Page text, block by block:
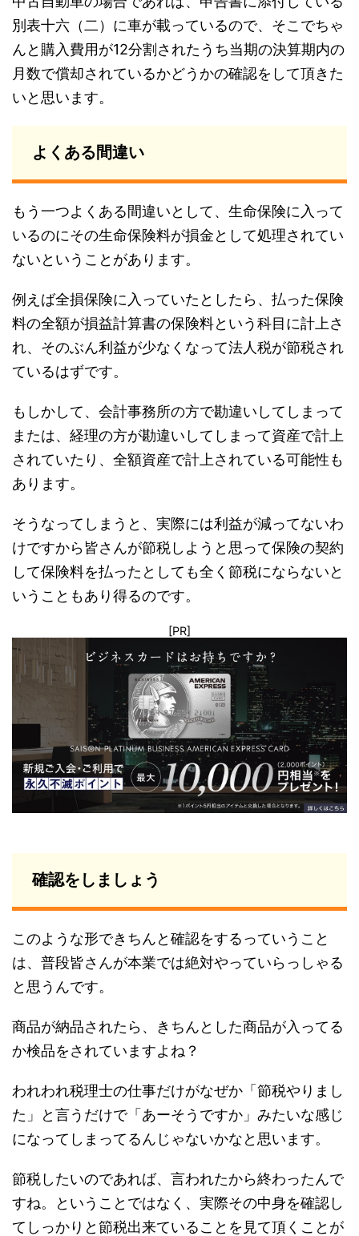
別表十六（二）に車が載っているので、そこでちゃ
んと購入費用が12分割されたうち当期の決算期内の
月数で償却されているかどうかの確認をして頂きた
いと思います。
よくある間違い
もう一つよくある間違いとして、生命保険に入って
いるのにその生命保険料が損金として処理されてい
ないということがあります。
例えば全損保険に入っていたとしたら、払った保険
料の全額が損益計算書の保険料という科目に計上さ
れ、そのぶん利益が少なくなって法人税が節税され
ているはずです。
もしかして、会計事務所の方で勘違いしてしまって
または、経理の方が勘違いしてしまって資産で計上
されていたり、全額資産で計上されている可能性も
あります。
そうなってしまうと、実際には利益が減ってないわ
けですから皆さんが節税しようと思って保険の契約
して保険料を払ったとしても全く節税にならないと
いうこともあり得るのです。
[PR]
確認をしましょう
このような形できちんと確認をするっていうこと
は、普段皆さんが本業では絶対やっていらっしゃる
と思うんです。
商品が納品されたら、きちんとした商品が入ってる
か検品をされていますよね？
われわれ税理士の仕事だけがなぜか「節税やりまし
た」と言うだけで「あーそうですか」みたいな感じ
になってしまってるんじゃないかなと思います。
節税したいのであれば、言われたから終わったんで
すね。ということではなく、実際その中身を確認し
てしっかりと節税出来ていることを見て頂くことが